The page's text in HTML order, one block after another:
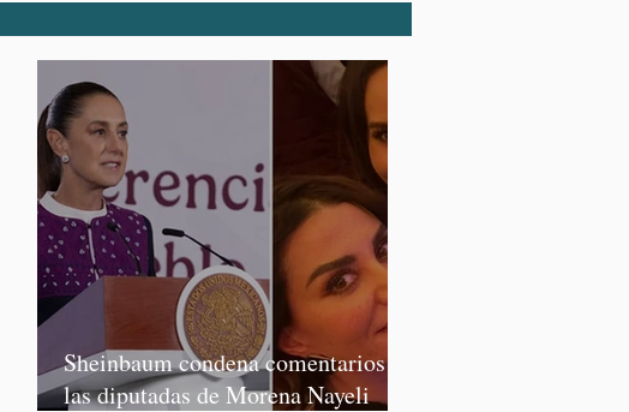
Sheinbaum condena comentarios de
las diputadas de Morena Nayeli